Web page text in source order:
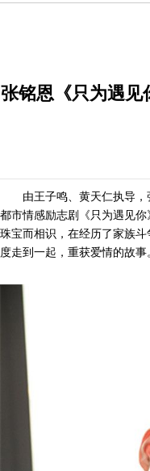
张铭恩《只为遇
由王子鸣、黄天仁执导
都市情感励志剧《只为遇见你
珠宝而相识，在经历了家族
度走到一起，重获爱情的故事